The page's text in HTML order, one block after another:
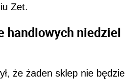
Zet.
handlowych niedziel
że żaden sklep nie będzie